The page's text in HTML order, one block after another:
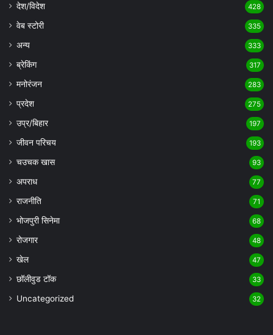
देश/विदेश 428
वेब स्टोरी 335
अन्य 333
ब्रेकिंग 317
मनोरंजन 283
प्रदेश 275
उप्र/बिहार 197
जीवन परिचय 193
चउचक खास 93
अपराध 77
राजनीति 71
भोजपुरी सिनेमा 68
रोजगार 48
खेल 47
छॉलीवुड टॉक 33
Uncategorized 32